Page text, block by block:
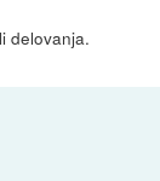
delovanja.